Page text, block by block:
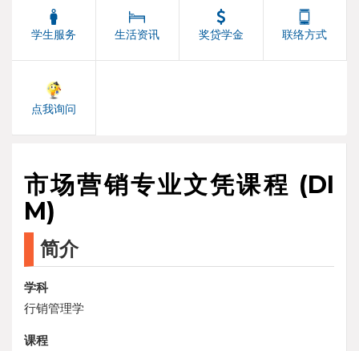
学生服务 生活资讯 奖贷学金 联络方式
点我询问
市场营销专业文凭课程 (DI
M)
简介
学科
行销管理学
课程